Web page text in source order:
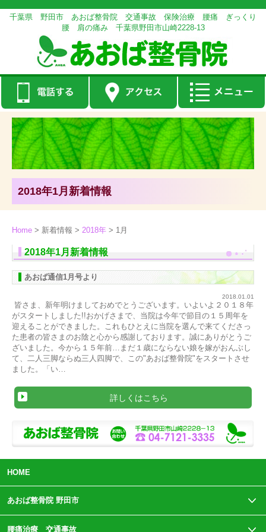
千葉県 野田市 あおば整骨院 交通事故 保険治療 腰痛 ぎっくり
腰 肩の痛み 千葉県野田市山崎2228-13
2018年1月新着情報
Home > 新着情報 > 2018年 > 1月
2018年1月新着情報
あおば通信1月号より
2018.01.01
皆さま、新年明けましておめでとうございます。いよいよ２０１８年
がスタートしました!!おかげさまで、当院は今年で節目の１５周年を
迎えることができました。これもひとえに当院を選んで来てくださっ
た患者の皆さまのお陰と心から感謝しております。誠にありがとうご
ざいました。今から１５年前…まだ１歳にならない娘を嫁がおんぶし
て、二人三脚ならぬ三人四脚で、この"あおば整骨院"をスタートさせ
ました。「い…
詳しくはこちら
HOME
あおば整骨院 野田市
腰痛治療 交通事故